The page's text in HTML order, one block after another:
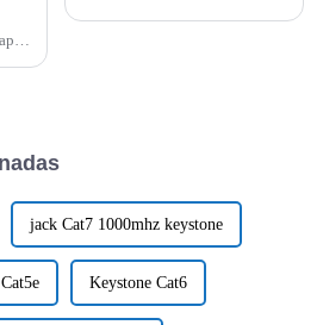
jack Cat7 1000mhz keystone
Keystone Cat6